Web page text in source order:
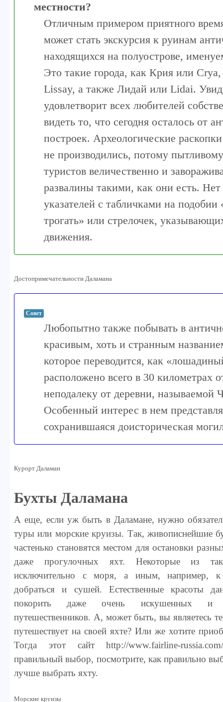
местности?
Отличным примером приятного
может стать экскурсия к руинам
находящихся на полуострове,
Это такие города, как Крия или
Lissay, а также Лидай или Lidai.
удовлетворит всех любителей
видеть то, что сегодня осталось от
построек. Археологические
не производились, потому
туристов величественно и
развалины такими, как они есть.
указателей с табличками на подобии
трогать» или стрелочек,
движения.
Достопримечательности Даламана
Совет
Любопытно также побывать в
красивым, хоть и странным
которое переводится, как
расположено всего в 30 километрах
неподалеку от деревни, называемой
Особенный интерес в нем
сохранившаяся доисторическая
Курорт Даламан
Бухты Даламана
А еще, если уж быть в Даламане, нужно
туры или морские круизы. Так, живописнейшие
частенько становятся местом для остановки
даже прогулочных яхт. Некоторые из
исключительно с моря, а иным, например,
добраться и сушей. Естественные красоты
покорить даже очень искушенных и
путешественников. А, может быть, вы являетесь
путешествует на своей яхте? Или же хотите
Тогда этот сайт http://www.fairline-
правильный выбор, посмотрите, как правильно
лучше выбрать яхту.
Морские круизы